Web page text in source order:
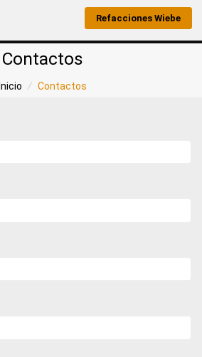
Refacciones Wiebe
Contactos
Inicio / Contactos